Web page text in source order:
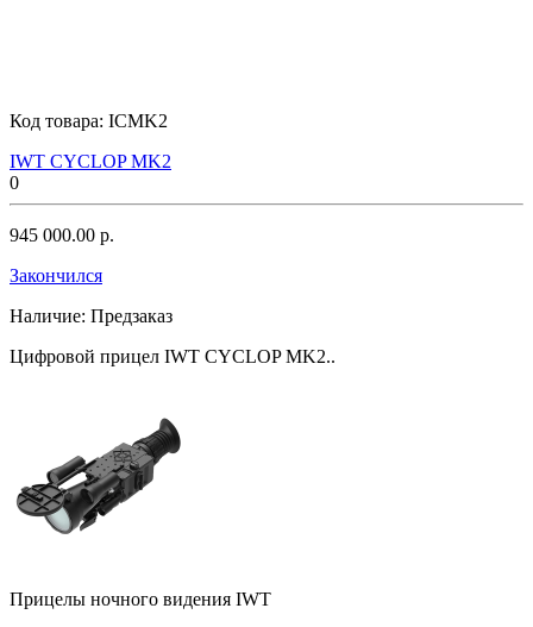
Код товара: ICMK2
IWT CYCLOP MK2
0
945 000.00 р.
Закончился
Наличие: Предзаказ
Цифровой прицел IWT CYCLOP MK2..
Прицелы ночного видения IWT